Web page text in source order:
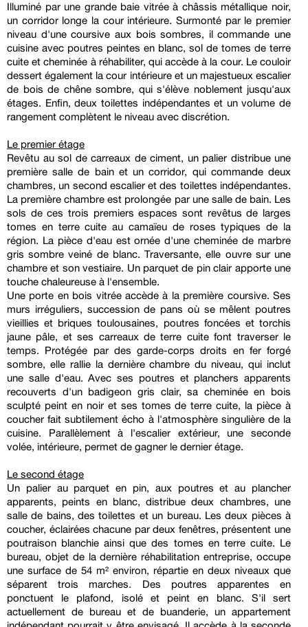
Illuminé par une grande baie vitrée à châssis métallique noir,
un corridor longe la cour intérieure. Surmonté par le premier
niveau d'une coursive aux bois sombres, il commande une
cuisine avec poutres peintes en blanc, sol de tomes de terre
cuite et cheminée à réhabiliter, qui accède à la cour. Le couloir
dessert également la cour intérieure et un majestueux escalier
de bois de chêne sombre, qui s'élève noblement jusqu'aux
étages. Enfin, deux toilettes indépendantes et un volume de
rangement complètent le niveau avec discrétion.
Le premier étage
Revêtu au sol de carreaux de ciment, un palier distribue une
première salle de bain et un corridor, qui commande deux
chambres, un second escalier et des toilettes indépendantes.
La première chambre est prolongée par une salle de bain. Les
sols de ces trois premiers espaces sont revêtus de larges
tomes en terre cuite au camaïeu de roses typiques de la
région. La pièce d'eau est ornée d'une cheminée de marbre
gris sombre veiné de blanc. Traversante, elle ouvre sur une
chambre et son vestiaire. Un parquet de pin clair apporte une
touche chaleureuse à l'ensemble.
Une porte en bois vitrée accède à la première coursive. Ses
murs irréguliers, succession de pans où se mêlent poutres
vieillies et briques toulousaines, poutres foncées et torchis
jaune pâle, et ses carreaux de terre cuite font traverser le
temps. Protégée par des garde-corps droits en fer forgé
sombre, elle rallie la dernière chambre du niveau, qui inclut
une salle d'eau. Avec ses poutres et planchers apparents
recouverts d'un badigeon gris clair, sa cheminée en bois
sculpté peint en noir et ses tomes de terre cuite, la pièce à
coucher fait subtilement écho à l'atmosphère singulière de la
cuisine. Parallèlement à l'escalier extérieur, une seconde
volée, intérieure, permet de gagner le dernier étage.
Le second étage
Un palier au parquet en pin, aux poutres et au plancher
apparents, peints en blanc, distribue deux chambres, une
salle de bains, des toilettes et un bureau. Les deux pièces à
coucher, éclairées chacune par deux fenêtres, présentent une
poutraison blanchie ainsi que des tomes en terre cuite. Le
bureau, objet de la dernière réhabilitation entreprise, occupe
une surface de 54 m² environ, répartie en deux niveaux que
séparent trois marches. Des poutres apparentes en
ponctuent le plafond, isolé et peint en blanc. S'il sert
actuellement de bureau et de buanderie, un appartement